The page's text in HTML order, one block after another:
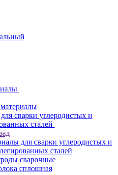
сварки углеродистых и
сталей
для сварки углеродистых и
сталей
сварочные
сплошная